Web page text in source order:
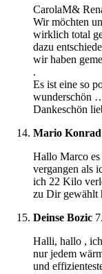
CarolaM&
Wir möchten
wirklich total
dazu
wir haben
.
Es ist eine so
wunderschön
Dankeschön
Mario Konrad
Hallo Marco es
vergangen als
ich 22 Kilo
zu Dir gewählt
Deinse Bozic
Halli, hallo ,
nur jedem
und